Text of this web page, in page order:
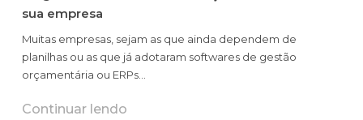
sua empresa
Muitas empresas, sejam as que ainda dependem de
planilhas ou as que já adotaram softwares de gestão
orçamentária ou ERPs…
Continuar lendo